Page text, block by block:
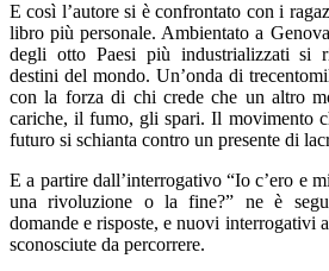
E così l’autore si è confrontato con i
libro più personale. Ambientato a
degli otto Paesi più industrializzati si
destini del mondo. Un’onda di
con la forza di chi crede che un altro
cariche, il fumo, gli spari. Il movimento
futuro si schianta contro un presente di
E a partire dall’interrogativo “Io c’ero e
una rivoluzione o la fine?” ne è
domande e risposte, e nuovi interrogativi
sconosciute da percorrere.